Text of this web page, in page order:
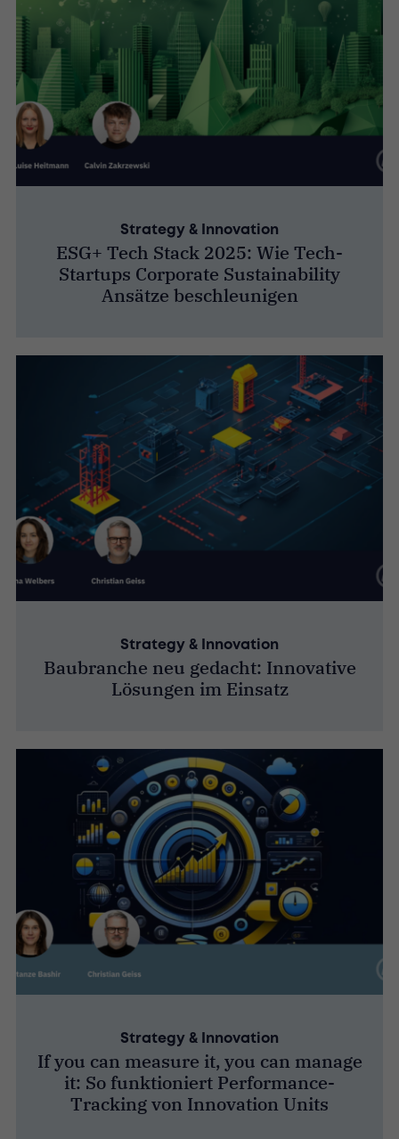
Strategy & Innovation
ESG+ Tech Stack 2025: Wie Tech-
Startups Corporate Sustainability
Ansätze beschleunigen
Strategy & Innovation
Baubranche neu gedacht: Innovative
Lösungen im Einsatz
Strategy & Innovation
If you can measure it, you can manage
it: So funktioniert Performance-
Tracking von Innovation Units